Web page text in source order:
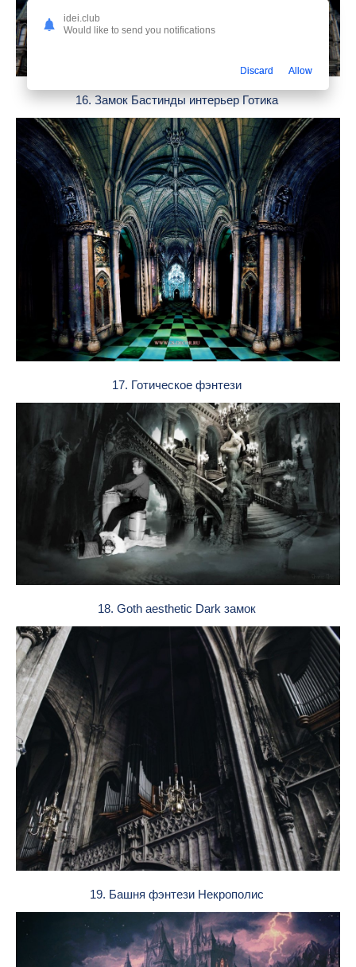
16. Замок Бастинды интерьер Готика
17. Готическое фэнтези
18. Goth aesthetic Dark замок
19. Башня фэнтези Некрополис
idei.club
Would like to send you notifications
Discard Allow